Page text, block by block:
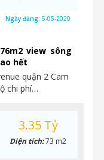
view sông
hết
quận 2 Cam
chi phí…
Ngày đăng: 5-05-2020
3.35 Tỷ
Diện tích:73 m2